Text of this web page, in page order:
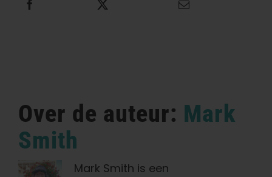
Over de auteur: Mark
Smith
Mark Smith is een